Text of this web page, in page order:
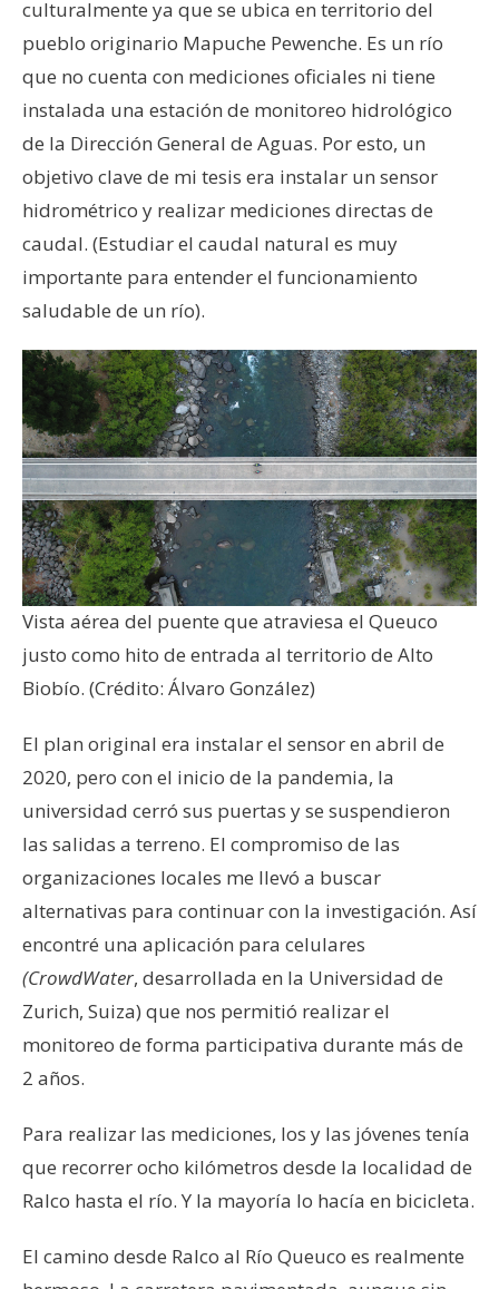
culturalmente ya que se ubica en territorio del
pueblo originario Mapuche Pewenche. Es un río
que no cuenta con mediciones oficiales ni tiene
instalada una estación de monitoreo hidrológico
de la Dirección General de Aguas. Por esto, un
objetivo clave de mi tesis era instalar un sensor
hidrométrico y realizar mediciones directas de
caudal. (Estudiar el caudal natural es muy
importante para entender el funcionamiento
saludable de un río).
Vista aérea del puente que atraviesa el Queuco
justo como hito de entrada al territorio de Alto
Biobío. (Crédito: Álvaro González)
El plan original era instalar el sensor en abril de
2020, pero con el inicio de la pandemia, la
universidad cerró sus puertas y se suspendieron
las salidas a terreno. El compromiso de las
organizaciones locales me llevó a buscar
alternativas para continuar con la investigación. Así
encontré una aplicación para celulares
(CrowdWater, desarrollada en la Universidad de
Zurich, Suiza) que nos permitió realizar el
monitoreo de forma participativa durante más de
2 años.
Para realizar las mediciones, los y las jóvenes tenía
que recorrer ocho kilómetros desde la localidad de
Ralco hasta el río. Y la mayoría lo hacía en bicicleta.
El camino desde Ralco al Río Queuco es realmente